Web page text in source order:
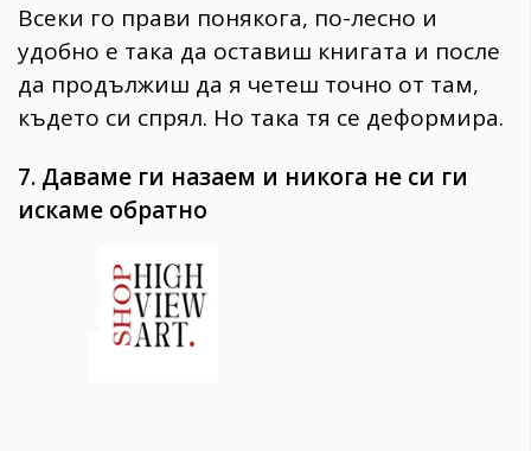
Всеки го прави понякога, по-лесно и
удобно е така да оставиш книгата и после
да продължиш да я четеш точно от там,
където си спрял. Но така тя се деформира.
7. Даваме ги назаем и никога не си ги
искаме обратно